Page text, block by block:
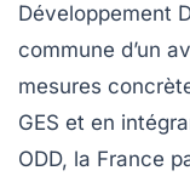
Développement
commune d’un
mesures
GES et en
ODD, la France